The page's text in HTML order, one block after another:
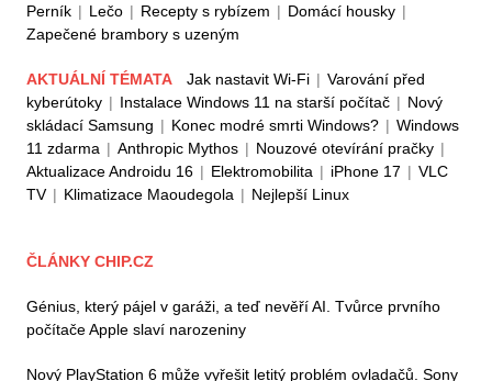
Perník | Lečo | Recepty s rybízem | Domácí housky |
Zapečené brambory s uzeným
AKTUÁLNÍ TÉMATA Jak nastavit Wi-Fi | Varování před
kyberútoky | Instalace Windows 11 na starší počítač | Nový
skládací Samsung | Konec modré smrti Windows? | Windows
11 zdarma | Anthropic Mythos | Nouzové otevírání pračky |
Aktualizace Androidu 16 | Elektromobilita | iPhone 17 | VLC
TV | Klimatizace Maoudegola | Nejlepší Linux
ČLÁNKY CHIP.CZ
Génius, který pájel v garáži, a teď nevěří AI. Tvůrce prvního
počítače Apple slaví narozeniny
Nový PlayStation 6 může vyřešit letitý problém ovladačů. Sony